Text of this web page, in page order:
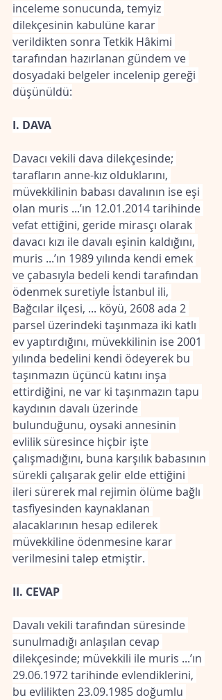
inceleme sonucunda, temyiz
dilekçesinin kabulüne karar
verildikten sonra Tetkik Hâkimi
tarafından hazırlanan gündem ve
dosyadaki belgeler incelenip gereği
düşünüldü:
I. DAVA
Davacı vekili dava dilekçesinde;
tarafların anne-kız olduklarını,
müvekkilinin babası davalının ise eşi
olan muris ...’ın 12.01.2014 tarihinde
vefat ettiğini, geride mirasçı olarak
davacı kızı ile davalı eşinin kaldığını,
muris ...’ın 1989 yılında kendi emek
ve çabasıyla bedeli kendi tarafından
ödenmek suretiyle İstanbul ili,
Bağcılar ilçesi, ... köyü, 2608 ada 2
parsel üzerindeki taşınmaza iki katlı
ev yaptırdığını, müvekkilinin ise 2001
yılında bedelini kendi ödeyerek bu
taşınmazın üçüncü katını inşa
ettirdiğini, ne var ki taşınmazın tapu
kaydının davalı üzerinde
bulunduğunu, oysaki annesinin
evlilik süresince hiçbir işte
çalışmadığını, buna karşılık babasının
sürekli çalışarak gelir elde ettiğini
ileri sürerek mal rejimin ölüme bağlı
tasfiyesinden kaynaklanan
alacaklarının hesap edilerek
müvekkiline ödenmesine karar
verilmesini talep etmiştir.
II. CEVAP
Davalı vekili tarafından süresinde
sunulmadığı anlaşılan cevap
dilekçesinde; müvekkili ile muris ...’ın
29.06.1972 tarihinde evlendiklerini,
bu evlilikten 23.09.1985 doğumlu